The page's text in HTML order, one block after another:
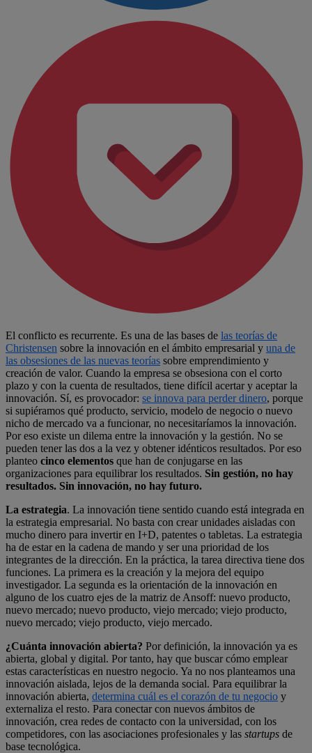
El conflicto es recurrente. Es una de las bases de las teorías de
Christensen sobre la innovación en el ámbito empresarial y una de
las obsesiones de las nuevas teorías sobre emprendimiento y
creación de valor. Cuando la empresa se obsesiona con el corto
plazo y con la cuenta de resultados, tiene difícil acertar y aceptar la
innovación. Sí, es provocador: se innova para perder dinero, porque
si supiéramos qué producto, servicio, modelo de negocio o nuevo
nicho de mercado va a funcionar, no necesitaríamos la innovación.
Por eso existe un dilema entre la innovación y la gestión. No se
pueden tener las dos a la vez y obtener idénticos resultados. Por eso
planteo cinco elementos que han de conjugarse en las
organizaciones para equilibrar los resultados. Sin gestión, no hay
resultados. Sin innovación, no hay futuro.
La estrategia. La innovación tiene sentido cuando está integrada en
la estrategia empresarial. No basta con crear unidades aisladas con
mucho dinero para invertir en I+D, patentes o tabletas. La estrategia
ha de estar en la cadena de mando y ser una prioridad de los
integrantes de la dirección. En la práctica, la tarea directiva tiene dos
funciones. La primera es la creación y la mejora del equipo
investigador. La segunda es la orientación de la innovación en
alguno de los cuatro ejes de la matriz de Ansoff: nuevo producto,
nuevo mercado; nuevo producto, viejo mercado; viejo producto,
nuevo mercado; viejo producto, viejo mercado.
¿Cuánta innovación abierta? Por definición, la innovación ya es
abierta, global y digital. Por tanto, hay que buscar cómo emplear
estas características en nuestro negocio. Ya no nos planteamos una
innovación aislada, lejos de la demanda social. Para equilibrar la
innovación abierta, determina cuál es el corazón de tu negocio y
externaliza el resto. Para conectar con nuevos ámbitos de
innovación, crea redes de contacto con la universidad, con los
competidores, con las asociaciones profesionales y las startups de
base tecnológica.